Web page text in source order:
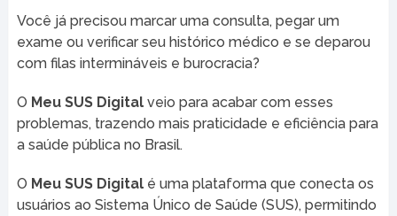
Você já precisou marcar uma consulta, pegar um
exame ou verificar seu histórico médico e se deparou
com filas intermináveis e burocracia?
O Meu SUS Digitalveio para acabar com esses
problemas, trazendo mais praticidade e eficiência para
a saúde pública no Brasil.
O Meu SUS Digitalé uma plataforma que conecta os
usuários ao Sistema Único de Saúde (SUS), permitindo